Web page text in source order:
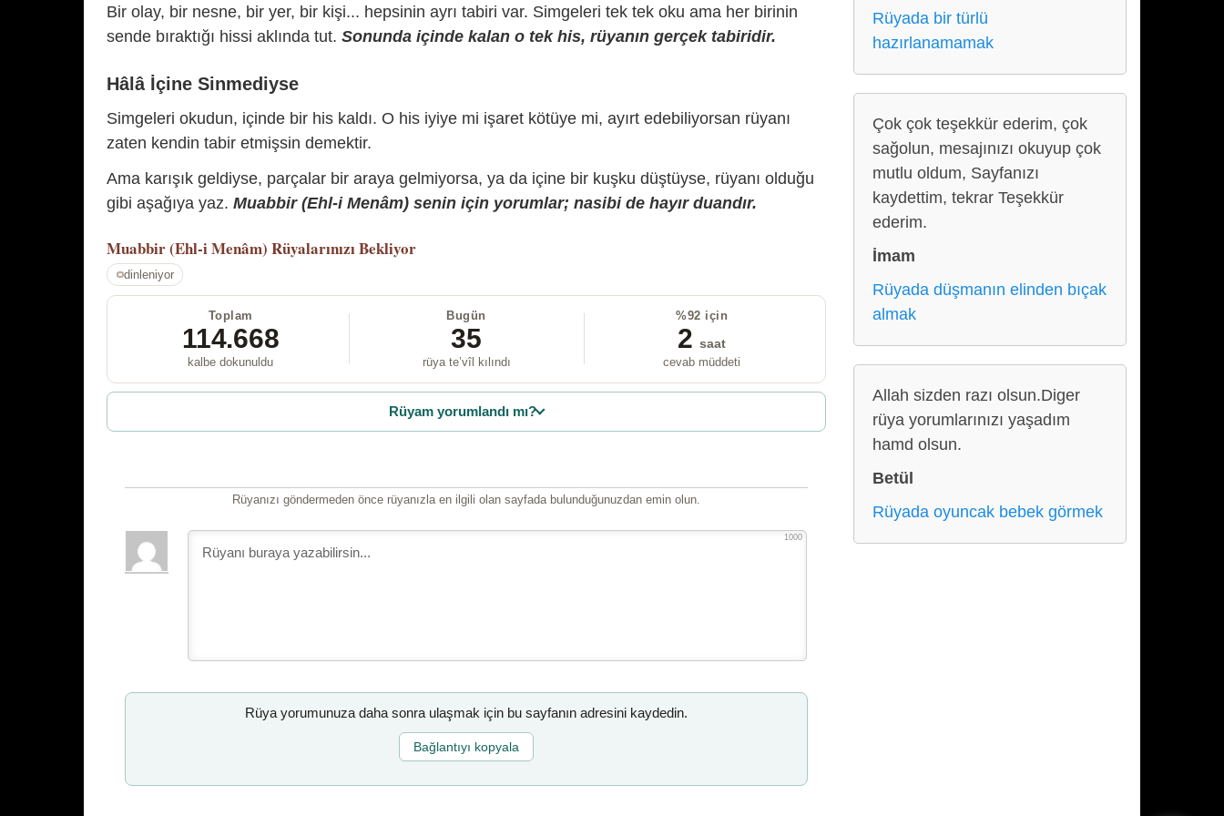
Bir olay, bir nesne, bir yer, bir kişi... hepsinin ayrı tabiri var. Simgeleri tek tek oku ama her birinin
sende bıraktığı hissi aklında tut. Sonunda içinde kalan o tek his, rüyanın gerçek tabiridir.
Hâlâ İçine Sinmediyse
Simgeleri okudun, içinde bir his kaldı. O his iyiye mi işaret kötüye mi, ayırt edebiliyorsan rüyanı
zaten kendin tabir etmişsin demektir.
Ama karışık geldiyse, parçalar bir araya gelmiyorsa, ya da içine bir kuşku düştüyse, rüyanı olduğu
gibi aşağıya yaz. Muabbir (Ehl-i Menâm) senin için yorumlar; nasibi de hayır duandır.
Muabbir (Ehl-i Menâm) Rüyalarınızı Bekliyor
dinleniyor
Toplam
114.668
kalbe dokunuldu
Bugün
35
rüya te’vîl kılındı
%92 için
2 saat
cevab müddeti
Rüyam yorumlandı mı?
Rüyanızı göndermeden önce rüyanızla en ilgili olan sayfada bulunduğunuzdan emin olun.
1000
Rüya yorumunuza daha sonra ulaşmak için bu sayfanın adresini kaydedin.
Bağlantıyı kopyala
Rüyada bir türlü
hazırlanamamak
Çok çok teşekkür ederim, çok
sağolun, mesajınızı okuyup çok
mutlu oldum, Sayfanızı
kaydettim, tekrar Teşekkür
ederim.
İmam
Rüyada düşmanın elinden bıçak
almak
Allah sizden razı olsun.Diger
rüya yorumlarınızı yaşadım
hamd olsun.
Betül
Rüyada oyuncak bebek görmek